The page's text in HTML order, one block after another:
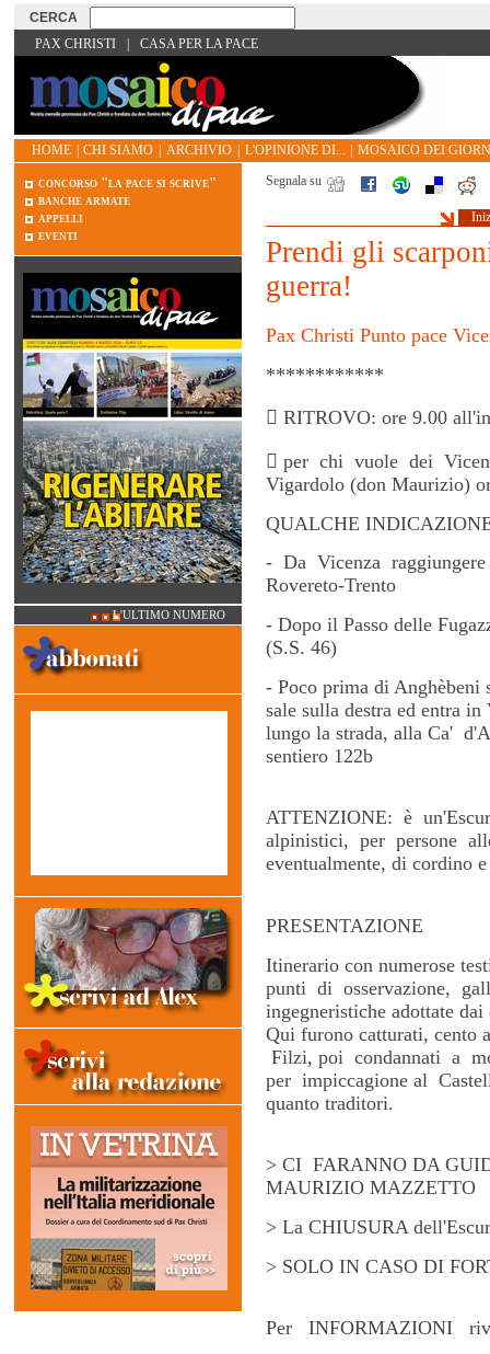
PAX CHRISTI CASA PER LA PACE
HOME CHI SIAMO ARCHIVIO L'OPINIONE DI...
MOSAICO DEI
Segnala su
Prendi gli
guerra!
Pax Christi Punto pace
************
 RITROVO: ore 9.00
 per chi vuole dei
Vigardolo (don Maurizio)
QUALCHE
- Da Vicenza
Rovereto-Trento
- Dopo il Passo delle
(S.S. 46)
- Poco prima di Anghèbeni
sale sulla destra ed entra
lungo la strada, alla Ca'
sentiero 122b
ATTENZIONE: è
alpinistici, per persone
eventualmente, di cordino
PRESENTAZIONE
Itinerario con numerose
punti di osservazione,
ingegneristiche adottate
Qui furono catturati, cento
Filzi, poi condannati a
per impiccagione al
quanto traditori.
> CI FARANNO DA
MAURIZIO MAZZETTO
> La CHIUSURA
> SOLO IN CASO DI
Per INFORMAZIONI
concorso "la pace si scrive"
banche armate
appelli
eventi
L'ULTIMO NUMERO